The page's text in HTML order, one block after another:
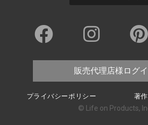
販売代理店様ログ
プライバシーポリシー 著
© Life on Products,